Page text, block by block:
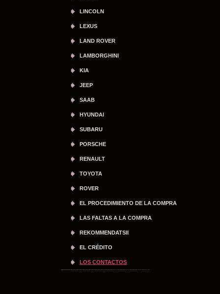
LINCOLN
LEXUS
LAND ROVER
LAMBORGHINI
KIA
JEEP
SAAB
HYUNDAI
SUBARU
PORSCHE
RENAULT
TOYOTA
ROVER
EL PROCEDIMIENTO DE LA COMPRA
LAS FALTAS A LA COMPRA
REKOMMENDATSII
EL CRÉDITO
LOS CONTACTOS